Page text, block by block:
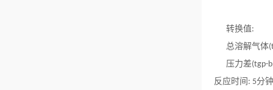
转换值:
总溶解气体
压力差
反应时间 : 5分钟